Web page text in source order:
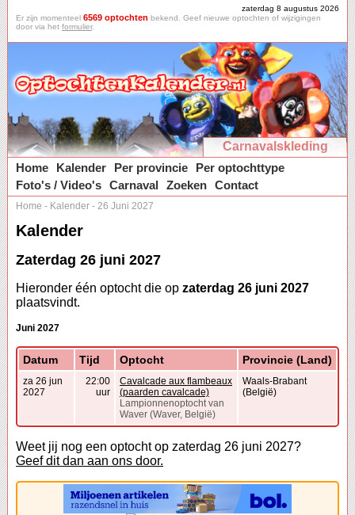
zaterdag 8 augustus 2026
Er zijn momenteel 6569 optochten bekend. Geef nieuwe optochten of wijzigingen
door via het formulier.
Carnavalskleding
Home
Kalender Per provincie
Per optochttype
Foto's / Video's Carnaval Zoeken Contact
Home - Kalender - 26 Juni 2027
Kalender
Zaterdag 26 juni 2027
Hieronder één optocht die op zaterdag 26 juni 2027
plaatsvindt.
Juni 2027
Datum Tijd Optocht Provincie (Land)
za 26 jun
2027
22:00
uur
Cavalcade aux flambeaux
(paarden cavalcade)
Lampionnenoptocht van
Waver (Waver, België)
Waals-Brabant
(België)
Weet jij nog een optocht op zaterdag 26 juni 2027?
Geef dit dan aan ons door.